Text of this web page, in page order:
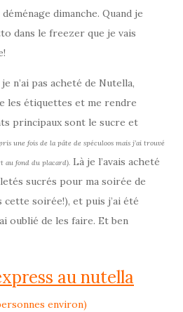
dimanche. Quand je
dans le freezer que je vais
n’ai pas acheté de Nutella,
les étiquettes et me rendre
principaux sont le sucre et
une fois de la pâte de spéculoos mais j’ai trouvé
au fond du placard). Là je l’avais acheté
sucrés pour ma soirée de
soirée!), et puis j’ai été
oublié de les faire. Et ben
au nutella
environ)